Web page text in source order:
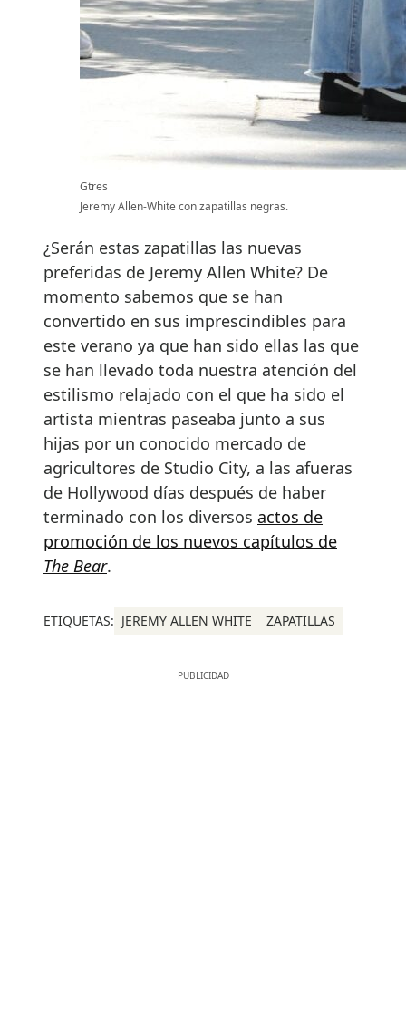
Gtres
Jeremy Allen-White con zapatillas negras.
¿Serán estas zapatillas las nuevas
preferidas de Jeremy Allen White? De
momento sabemos que se han
convertido en sus imprescindibles para
este verano ya que han sido ellas las que
se han llevado toda nuestra atención del
estilismo relajado con el que ha sido el
artista mientras paseaba junto a sus
hijas por un conocido mercado de
agricultores de Studio City, a las afueras
de Hollywood días después de haber
terminado con los diversos actos de
promoción de los nuevos capítulos de
The Bear.
ETIQUETAS: JEREMY ALLEN WHITE ZAPATILLAS